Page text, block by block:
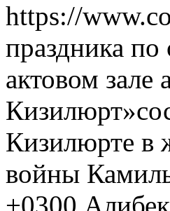
https://
праздника
актовом зале
Кизилюрте в
войны